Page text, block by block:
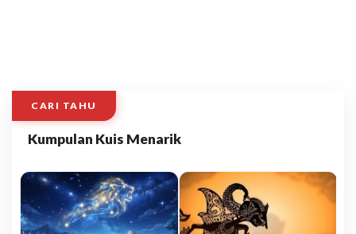
CARI TAHU
Kumpulan Kuis Menarik